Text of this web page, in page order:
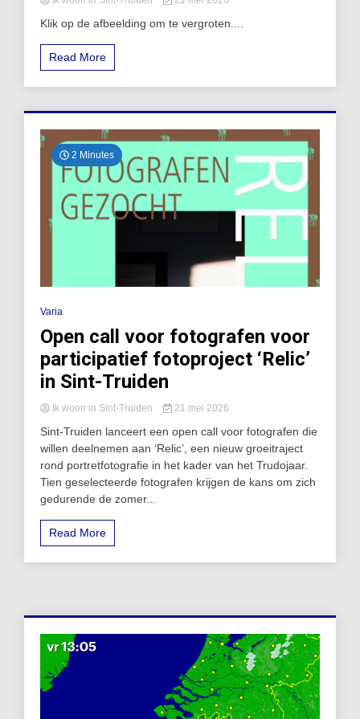
Klik op de afbeelding om te vergroten....
Read More
2 Minutes
Varia
Open call voor fotografen voor
participatief fotoproject ‘Relic’
in Sint-Truiden
Ik woon in Sint-Truiden 21 mei 2026
Sint-Truiden lanceert een open call voor fotografen die
willen deelnemen aan ‘Relic’, een nieuw groeitraject
rond portretfotografie in het kader van het Trudojaar.
Tien geselecteerde fotografen krijgen de kans om zich
gedurende de zomer...
Read More